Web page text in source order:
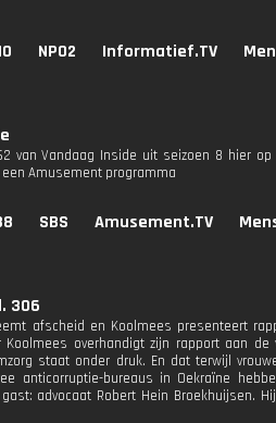
NPO2 Informatief.TV
van Vandaag Inside uit seizoen 8 hier op
Amusement programma
SBS Amusement.TV
306
afscheid en Koolmees presenteert
Koolmees overhandigt zijn rapport aan
staat onder druk. En dat terwijl
anticorruptie-bureaus in Oekraïne
advocaat Robert Hein Broekhuijsen.